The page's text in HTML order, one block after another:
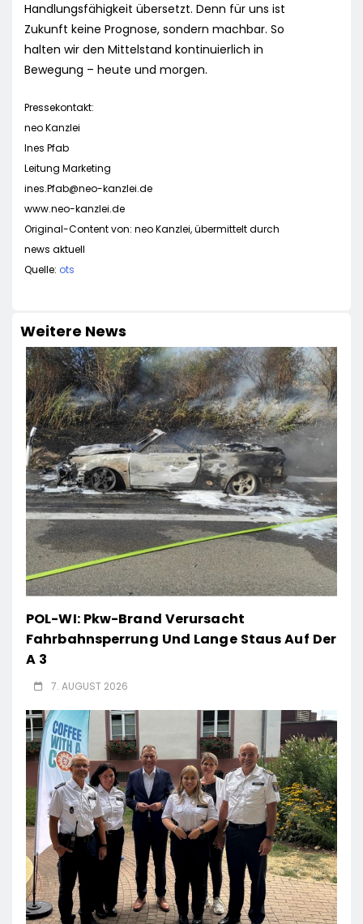
Handlungsfähigkeit übersetzt. Denn für uns ist
Zukunft keine Prognose, sondern machbar. So
halten wir den Mittelstand kontinuierlich in
Bewegung – heute und morgen.
Pressekontakt:
neo Kanzlei
Ines Pfab
Leitung Marketing
ines.Pfab@neo-kanzlei.de
www.neo-kanzlei.de
Original-Content von: neo Kanzlei, übermittelt durch
news aktuell
Quelle: ots
Weitere News
POL-WI: Pkw-Brand Verursacht
Fahrbahnsperrung Und Lange Staus Auf Der
A 3
7. AUGUST 2026